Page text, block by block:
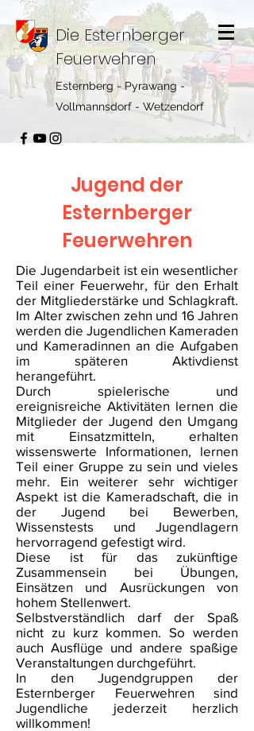
Die Esternberger
Feuerwehren
Esternberg - Pyrawang -
Vollmannsdorf - Wetzendorf
Jugend der
Esternberger
Feuerwehren
Die Jugendarbeit ist ein wesentlicher
Teil einer Feuerwehr, für den Erhalt
der Mitgliederstärke und Schlagkraft.
Im Alter zwischen zehn und 16 Jahren
werden die Jugendlichen Kameraden
und Kameradinnen an die Aufgaben
im späteren Aktivdienst
herangeführt.
Durch spielerische und
ereignisreiche Aktivitäten lernen die
Mitglieder der Jugend den Umgang
mit Einsatzmitteln, erhalten
wissenswerte Informationen, lernen
Teil einer Gruppe zu sein und vieles
mehr. Ein weiterer sehr wichtiger
Aspekt ist die Kameradschaft, die in
der Jugend bei Bewerben,
Wissenstests und Jugendlagern
hervorragend gefestigt wird.
Diese ist für das zukünftige
Zusammensein bei Übungen,
Einsätzen und Ausrückungen von
hohem Stellenwert.
Selbstverständlich darf der Spaß
nicht zu kurz kommen. So werden
auch Ausflüge und andere spaßige
Veranstaltungen durchgeführt.
In den Jugendgruppen der
Esternberger Feuerwehren sind
Jugendliche jederzeit herzlich
willkommen!